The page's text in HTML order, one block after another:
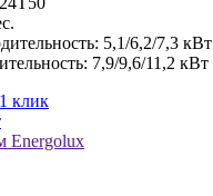
5,1/6,2/7,3 кВт
7,9/9,6/11,2 кВт
клик
Еnergolux